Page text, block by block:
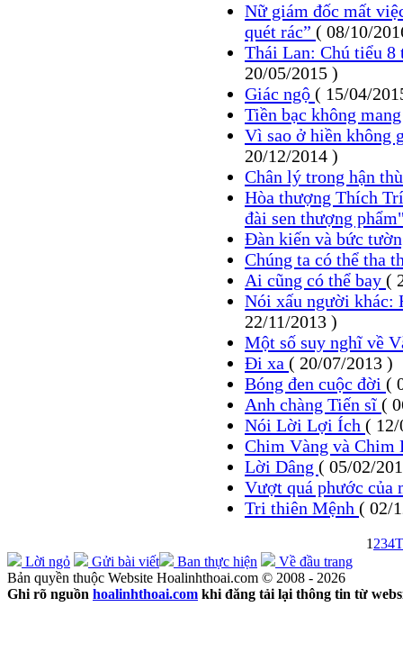
Nữ giám đốc mất
quét rác” ( 08/10/
Thái Lan: Chú tiểu
20/05/2015 )
Giác ngộ ( 15/04/
Tiền bạc không
Vì sao ở hiền không
20/12/2014 )
Chân lý trong hận
Hòa thượng Thích
đài sen thượng
Đàn kiến và bức
Chúng ta có thể tha
Ai cũng có thể bay (
Nói xấu người khác:
22/11/2013 )
Một số suy nghĩ về
Đi xa ( 20/07/2013 )
Bóng đen cuộc đời (
Anh chàng Tiến sĩ (
Nói Lời Lợi Ích ( 12/
Chim Vàng và Chim
Lời Dâng ( 05/02/
Vượt quá phước của
Tri thiên Mệnh ( 02/
1 234
Lời ngỏ
Gửi bài viết Ban thực hiện
Về đầu trang
Bản quyền thuộc Website Hoalinhthoai.com © 2008 - 2026
Ghi rõ nguồn hoalinhthoai.com khi đăng tải lại thông tin từ